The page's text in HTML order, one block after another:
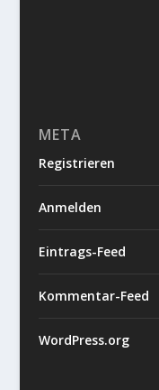
META
Registrieren
Anmelden
Eintrags-Feed
Kommentar-Feed
WordPress.org